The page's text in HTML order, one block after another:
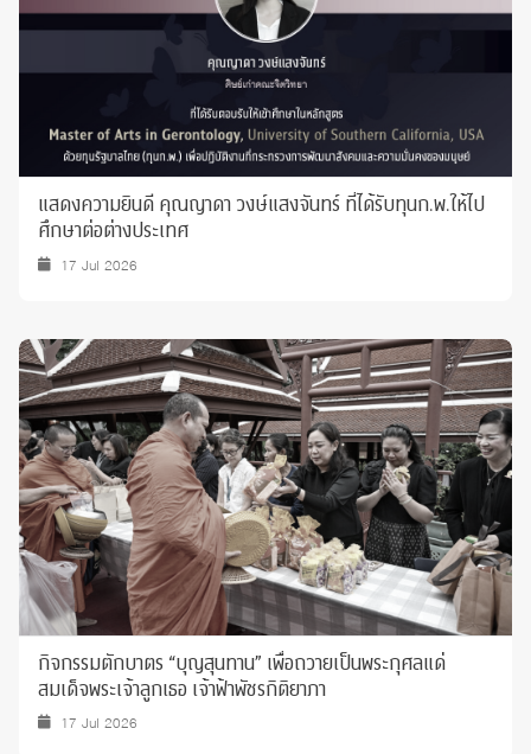
แสดงความยินดี คุณญาดา วงษ์แสงจันทร์ ที่ได้รับทุนก.พ.ให้ไป
ศึกษาต่อต่างประเทศ
17 Jul 2026
กิจกรรมตักบาตร “บุญสุนทาน” เพื่อถวายเป็นพระกุศลแด่
สมเด็จพระเจ้าลูกเธอ เจ้าฟ้าพัชรกิติยาภา
17 Jul 2026